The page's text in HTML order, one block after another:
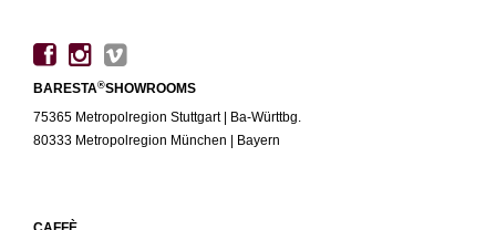
BARESTA®SHOWROOMS
75365 Metropolregion Stuttgart | Ba-Württbg.
80333 Metropolregion München | Bayern